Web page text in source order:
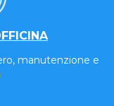
manutenzione e